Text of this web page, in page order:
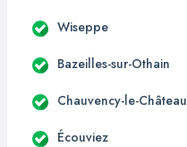
Wiseppe
Bazeilles-sur-Othain
Chauvency-le-Château
Écouviez